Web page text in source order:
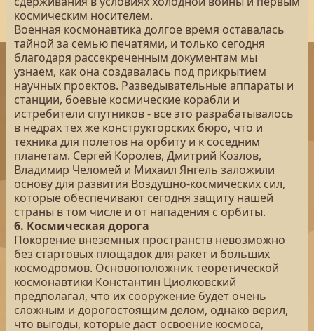
космическим носителем.
Военная космонавтика долгое время оставалась
тайной за семью печатями, и только сегодня
благодаря рассекреченным документам мы
узнаем, как она создавалась под прикрытием
научных проектов. Разведывательные аппараты и
станции, боевые космические корабли и
истребители спутников - все это разрабатывалось
в недрах тех же конструкторских бюро, что и
техника для полетов на орбиту и к соседним
планетам. Сергей Королев, Дмитрий Козлов,
Владимир Челомей и Михаил Янгель заложили
основу для развития Воздушно-космических сил,
которые обеспечивают сегодня защиту нашей
страны в том числе и от нападения с орбиты.
6. Космическая дорога
Покорение внеземных пространств невозможно
без стартовых площадок для ракет и больших
космодромов. Основоположник теоретической
космонавтики Константин Циолковский
предполагал, что их сооружение будет очень
сложным и дорогостоящим делом, однако верил,
что выгоды, которые даст освоение космоса,